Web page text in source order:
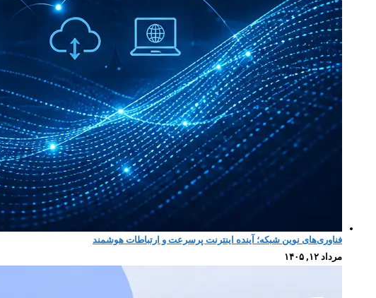
فناوری‌های نوین شبکه؛ آینده اینترنت پرسرعت و ارتباطات هوشمند
مرداد ۱۲, ۱۴۰۵